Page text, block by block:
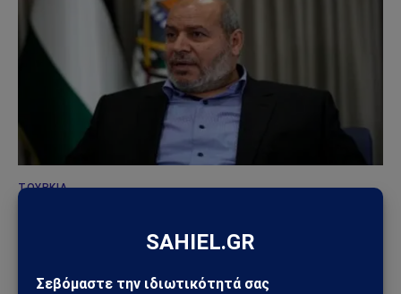
ΤΟΥΡΚΊΑ
με τον νέο ηγέτη της Χαμάς – Ισχυρό γεωπολιτικό
μήνυμα προς Ισραήλ και Δύση
30/07/2026